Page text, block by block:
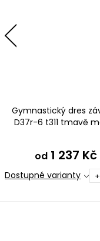
Gymnastický dres
D37r-6 t311 tmavě
od 1 237 Kč
Dostupné varianty